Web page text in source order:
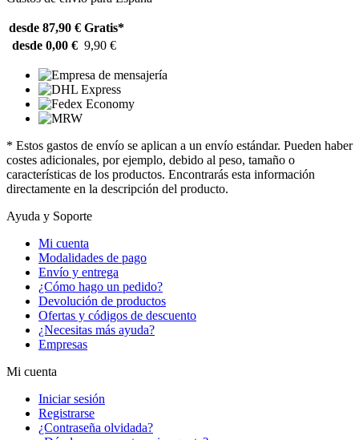
desde 87,90 € Gratis*
desde 0,00 € 9,90 €
* Estos gastos de envío se aplican a un envío estándar. Pueden haber
costes adicionales, por ejemplo, debido al peso, tamaño o
características de los productos. Encontrarás esta información
directamente en la descripción del producto.
Ayuda y Soporte
Mi cuenta
Modalidades de pago
Envío y entrega
¿Cómo hago un pedido?
Devolución de productos
Ofertas y códigos de descuento
¿Necesitas más ayuda?
Empresas
Mi cuenta
Iniciar sesión
Registrarse
¿Contraseña olvidada?